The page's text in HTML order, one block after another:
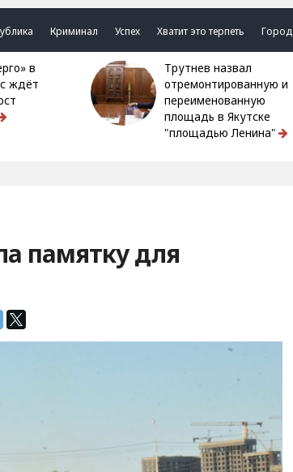
Криминал Успех Хватит это терпеть Город
ждёт
Трутнев назвал
отремонтированную и
переименованную
площадь в Якутске
"площадью Ленина"
памятку для